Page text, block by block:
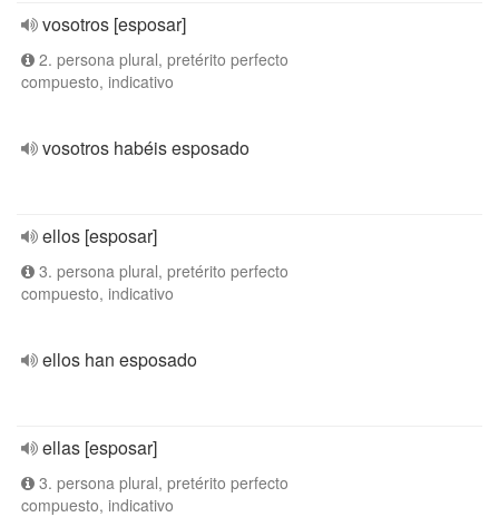
vosotros [esposar]
2. persona plural, pretérito perfecto
compuesto, indicativo
vosotros habéis esposado
ellos [esposar]
3. persona plural, pretérito perfecto
compuesto, indicativo
ellos han esposado
ellas [esposar]
3. persona plural, pretérito perfecto
compuesto, indicativo